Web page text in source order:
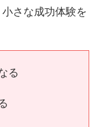
さな成功体験を
る